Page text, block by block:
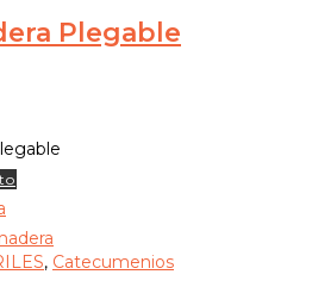
Plegable
, Catecumenios